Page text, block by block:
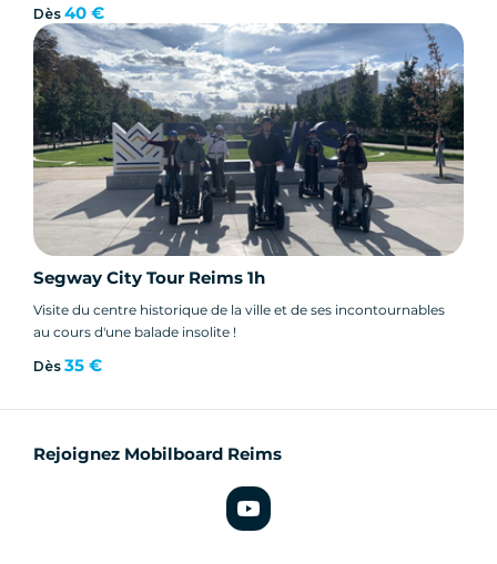
Dès 40 €
Segway City Tour Reims 1h
Visite du centre historique de la ville et de ses incontournables
au cours d'une balade insolite !
Dès 35 €
Rejoignez Mobilboard Reims